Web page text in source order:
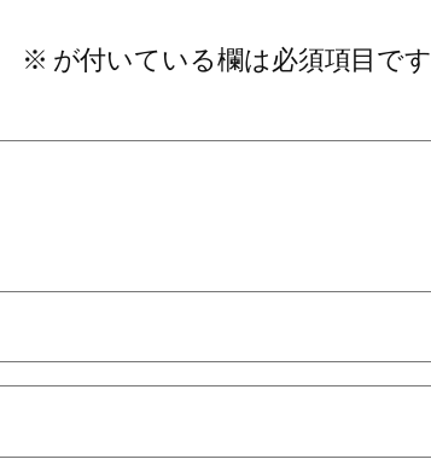
※ が付いている欄は必須項目です